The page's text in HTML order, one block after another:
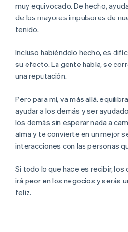
muy equivocado. De hecho,
de los mayores impulsores de
tenido.
Incluso habiéndolo hecho, es
su efecto. La gente habla, se
una reputación.
Pero para mí, va más allá:
ayudar a los demás y ser
los demás sin esperar nada a
alma y te convierte en un mejor
interacciones con las personas
Si todo lo que hace es recibir, los
irá peor en los negocios y serás
feliz.